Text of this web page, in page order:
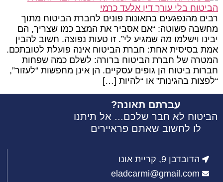
רבים מהנפגעים בתאונות פונים לחברת הביטוח מתוך
מחשבה פשוטה: “אם אסביר את המצב כמו שצריך, הם
יבינו וישלמו מה שמגיע לי”. זו טעות נפוצה. חשוב להבין
אמת בסיסית אחת: חברת הביטוח אינה פועלת לטובתכם.
המטרה של חברת הביטוח ברורה: לשלם כמה שפחות
חברות ביטוח הן גופים עסקיים. הן אינן מחפשות “לעזור”,
“לפצות בהגינות” או “להיות […]
עברתם תאונה?
הביטוח לא חבר שלכם... אל תיתנו
לו לחשוב שאתם פראיירים
הדובדבן 9, קריית אונו
eladcarmi@gmail.com